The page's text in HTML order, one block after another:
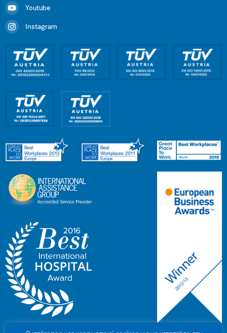
Youtube
Instagram